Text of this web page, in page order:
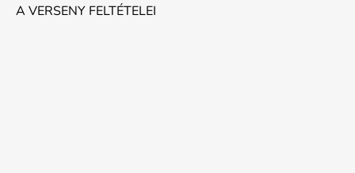
A VERSENY FELTÉTELEI